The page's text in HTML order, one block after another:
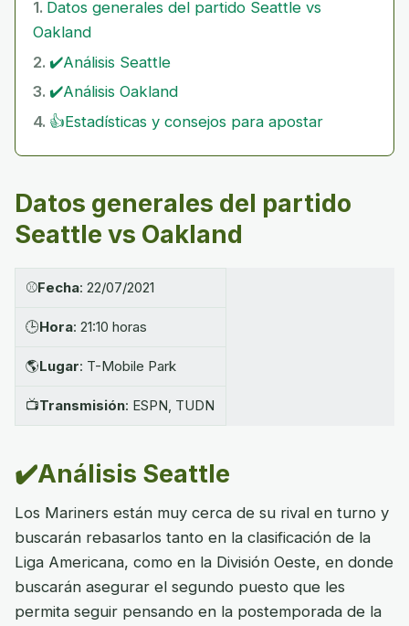
Datos generales del partido Seattle vs
Oakland
✔️Análisis Seattle
✔️Análisis Oakland
👍Estadísticas y consejos para apostar
Datos generales del partido
Seattle vs Oakland
⚾Fecha: 22/07/2021
🕒Hora: 21:10 horas
🌎Lugar: T-Mobile Park
📺Transmisión: ESPN, TUDN
✔️Análisis Seattle
Los Mariners están muy cerca de su rival en turno y
buscarán rebasarlos tanto en la clasificación de la
Liga Americana, como en la División Oeste, en donde
buscarán asegurar el segundo puesto que les
permita seguir pensando en la postemporada de la